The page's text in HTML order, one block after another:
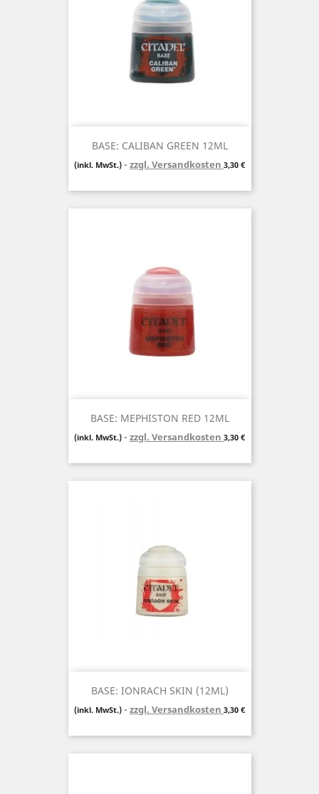
BASE: CALIBAN GREEN 12ML
(inkl. MwSt.) zzgl. Versandkosten Preis
3,30 €
BASE: MEPHISTON RED 12ML
(inkl. MwSt.) zzgl. Versandkosten Preis
3,30 €
BASE: IONRACH SKIN (12ML)
(inkl. MwSt.) zzgl. Versandkosten Preis
3,30 €